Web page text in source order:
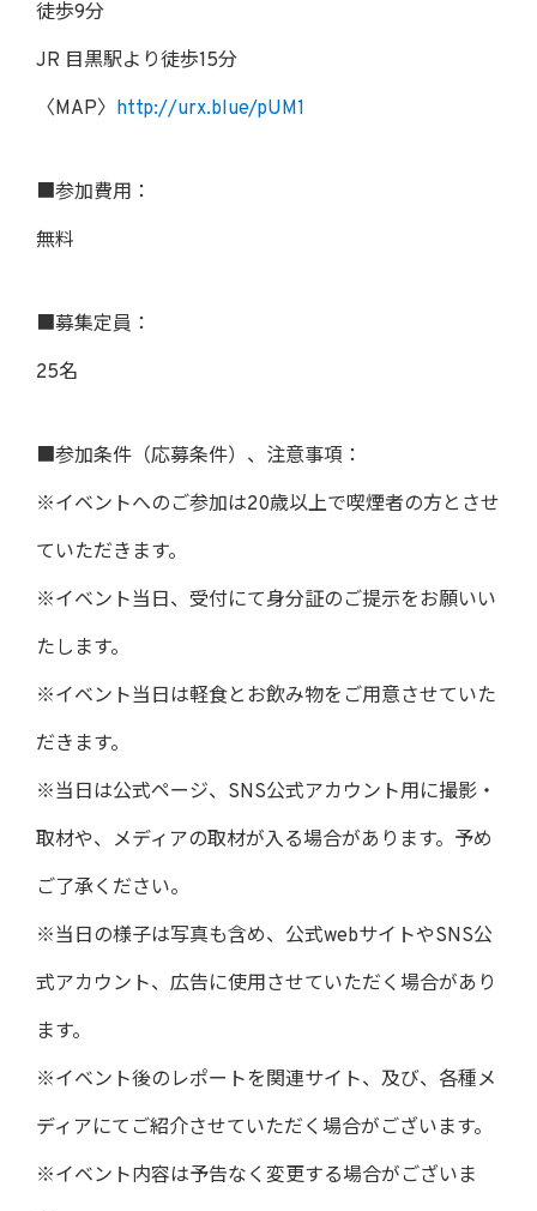
徒歩9分
JR 目黒駅より徒歩15分
〈MAP〉 http://urx.blue/pUM1
■参加費用：
無料
■募集定員：
25名
■参加条件（応募条件）、注意事項：
※イベントへのご参加は20歳以上で喫煙者の方とさせ
ていただきます。
※イベント当日、受付にて身分証のご提示をお願いい
たします。
※イベント当日は軽食とお飲み物をご用意させていた
だきます。
※当日は公式ページ、SNS公式アカウント用に撮影・
取材や、メディアの取材が入る場合があります。予め
ご了承ください。
※当日の様子は写真も含め、公式webサイトやSNS公
式アカウント、広告に使用させていただく場合があり
ます。
※イベント後のレポートを関連サイト、及び、各種メ
ディアにてご紹介させていただく場合がございます。
※イベント内容は予告なく変更する場合がございま